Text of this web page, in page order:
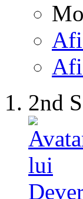
2nd